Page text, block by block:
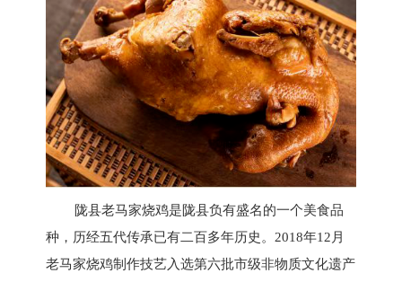
陇县老马家烧鸡是陇县负有盛名的一个美食品
种，历经五代传承已有二百多年历史。 2018年12月
老马家烧鸡制作技艺入选第六批市级非物质文化遗产